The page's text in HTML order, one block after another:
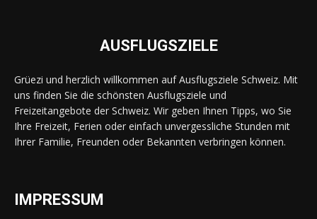
AUSFLUGSZIELE
Grüezi und herzlich willkommen auf Ausflugsziele Schweiz. Mit
uns finden Sie die schönsten Ausflugsziele und
Freizeitangebote der Schweiz. Wir geben Ihnen Tipps, wo Sie
Ihre Freizeit, Ferien oder einfach unvergessliche Stunden mit
Ihrer Familie, Freunden oder Bekannten verbringen können.
IMPRESSUM